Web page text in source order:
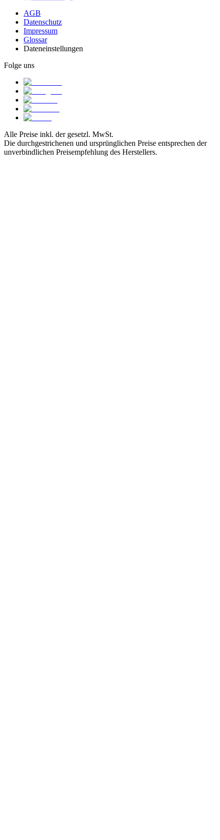
AGB
Datenschutz
Impressum
Glossar
Dateneinstellungen
Folge uns
Alle Preise inkl. der gesetzl. MwSt.
Die durchgestrichenen und ursprünglichen Preise entsprechen der
unverbindlichen Preisempfehlung des Herstellers.